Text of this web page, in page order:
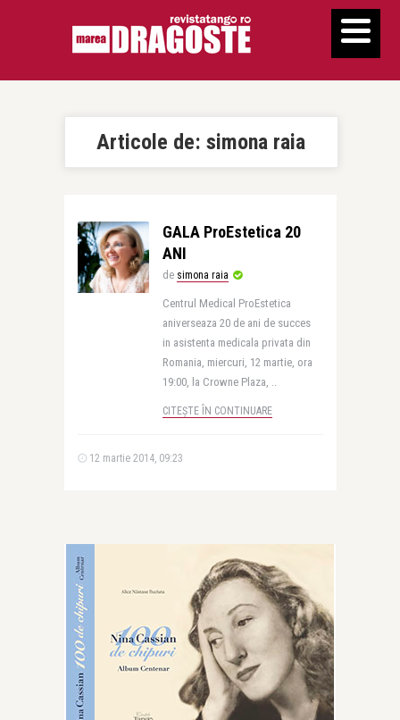
Articole de: simona raia
GALA ProEstetica 20
ANI
de simona raia
Centrul Medical ProEstetica
aniverseaza 20 de ani de succes
in asistenta medicala privata din
Romania, miercuri, 12 martie, ora
19:00, la Crowne Plaza, ..
CITEȘTE ÎN CONTINUARE
12 martie 2014, 09:23